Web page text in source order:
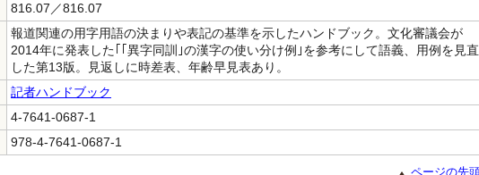
816.07／816.07
報道関連の用字用語の決まりや表記の基準を示したハンドブック。文化審議会が
2014年に発表した｢｢異字同訓｣の漢字の使い分け例｣を参考にして語義、用例を見直
した第13版。見返しに時差表、年齢早見表あり。
記者ハンドブック
4-7641-0687-1
978-4-7641-0687-1
ページの先